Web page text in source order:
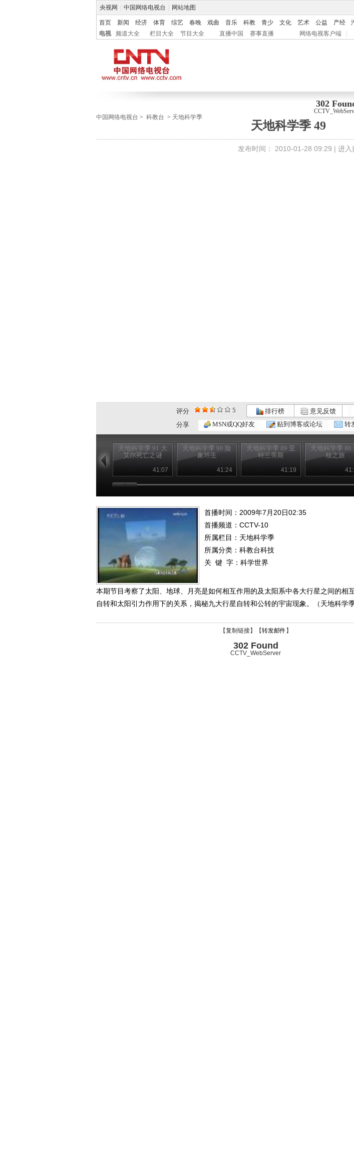
央视网 中国网络电视台 网站地图
首页 新闻 经济 体育 综艺 春晚 戏曲 音乐 科教 青少 文化 艺术 公益 产经
电视
频道大全 栏目大全 节目大全 直播中国 赛事直播 网络电视客户端
302
中国网络电视台 > 科教台 > 天地科学季
天地科学季 49
发布时间： 2010-01-28 09:29 | 进入
评分 5 排行榜 意见反馈
分享
MSN或QQ好友 贴到博客或论坛 转
天地科学季 91 大
艾尔死亡之谜
41:07
天地科学季 90 险
象环生
41:24
天地科学季 89 亚
特兰蒂斯
41:19
天地科学季 88
核之旅
首播时间：2009年7月20日02:35
首播频道： CCTV-10
所属栏目： 天地科学季
所属分类：科教台科技
关 键 字： 科学世界
本期节目考察了太阳、地球、月亮是如何相互作用的及太阳系中各大行星之间的相
自转和太阳引力作用下的关系，揭秘九大行星自转和公转的宇宙现象。（天地科学
【复制链接】【转发邮件 】
302 Found
CCTV_WebServer